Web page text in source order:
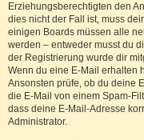
Erziehungsberechtigten den
dies nicht der Fall ist, muss
einigen Boards müssen alle
werden – entweder musst du
der Registrierung wurde dir
Wenn du eine E-Mail erhalten
Ansonsten prüfe, ob du deine
die E-Mail von einem Spam-
dass deine E-Mail-Adresse
Administrator.